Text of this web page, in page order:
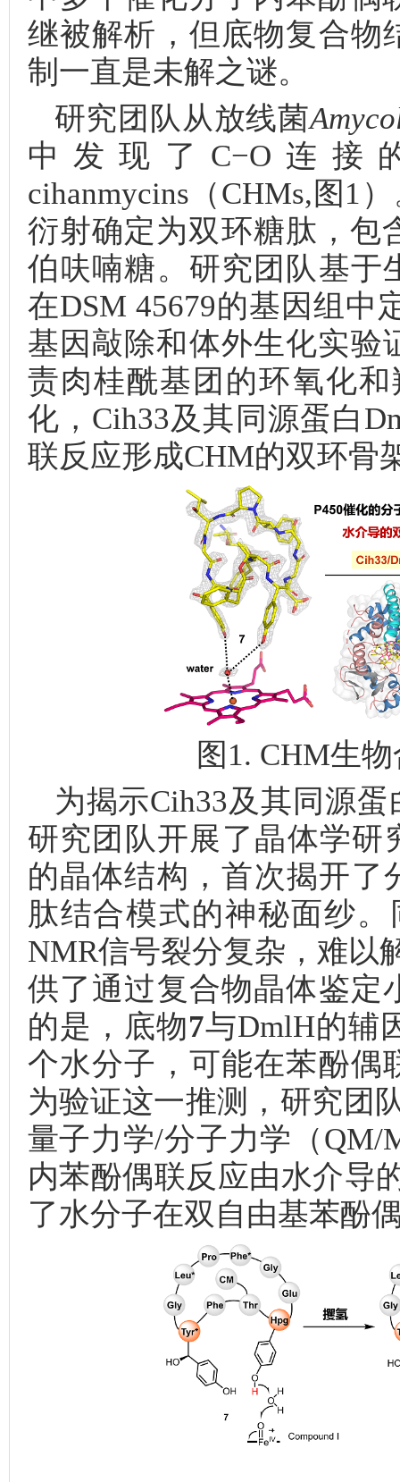
继被解析，但底物复合物
制一直是未解之谜。
研究团队从放线菌
中发现了C−O连接
cihanmycins（CHMs,图1
衍射确定为双环糖肽，包
伯呋喃糖。研究团队基于
在DSM 45679的基因组中
基因敲除和体外生化实验
责肉桂酰基团的环氧化
化，Cih33及其同源蛋白
联反应形成CHM的双环骨
图1. CHM生
为揭示Cih33及其同源
研究团队开展了晶体学研
的晶体结构，首次揭开了
肽结合模式的神秘面纱
NMR信号裂分复杂，难以
供了通过复合物晶体鉴定
的是，底物7与DmlH的辅
个水分子，可能在苯酚偶
为验证这一推测，研究团
量子力学/分子力学（QM/
内苯酚偶联反应由水介导
了水分子在双自由基苯酚